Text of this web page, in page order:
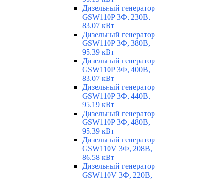
Дизельный генератор
GSW110P 3Ф, 230В,
83.07 кВт
Дизельный генератор
GSW110P 3Ф, 380В,
95.39 кВт
Дизельный генератор
GSW110P 3Ф, 400В,
83.07 кВт
Дизельный генератор
GSW110P 3Ф, 440В,
95.19 кВт
Дизельный генератор
GSW110P 3Ф, 480В,
95.39 кВт
Дизельный генератор
GSW110V 3Ф, 208В,
86.58 кВт
Дизельный генератор
GSW110V 3Ф, 220В,